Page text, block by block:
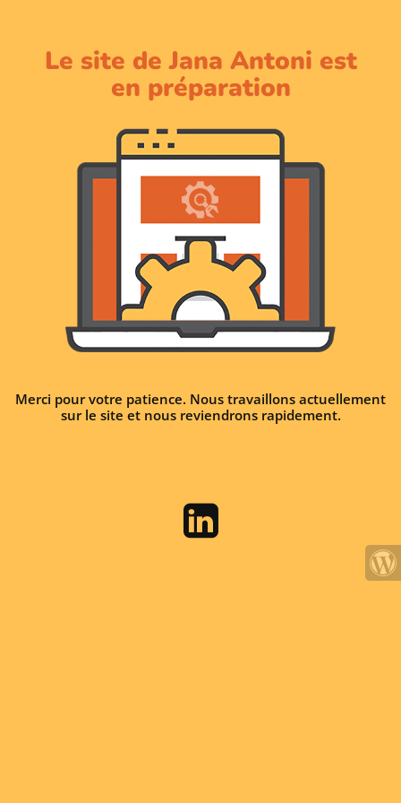
Le site de Jana Antoni est
en préparation
Merci pour votre patience. Nous travaillons actuellement
sur le site et nous reviendrons rapidement.